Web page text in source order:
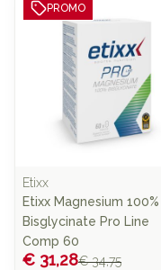
PROMO
Etixx
Etixx Magnesium 100%
Bisglycinate Pro Line
Comp 60
€ 34,75
€ 31,28